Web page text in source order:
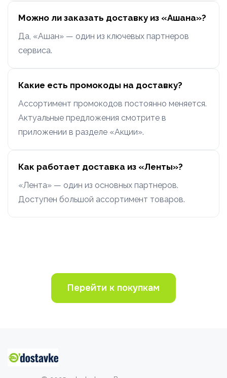
Можно ли заказать доставку из «Ашана»?
Да, «Ашан» — один из ключевых партнеров
сервиса.
Какие есть промокоды на доставку?
Ассортимент промокодов постоянно меняется.
Актуальные предложения смотрите в
приложении в разделе «Акции».
Как работает доставка из «Ленты»?
«Лента» — один из основных партнеров.
Доступен большой ассортимент товаров.
Перейти к покупкам